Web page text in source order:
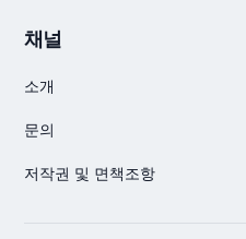
채널
소개
문의
저작권 및 면책조항